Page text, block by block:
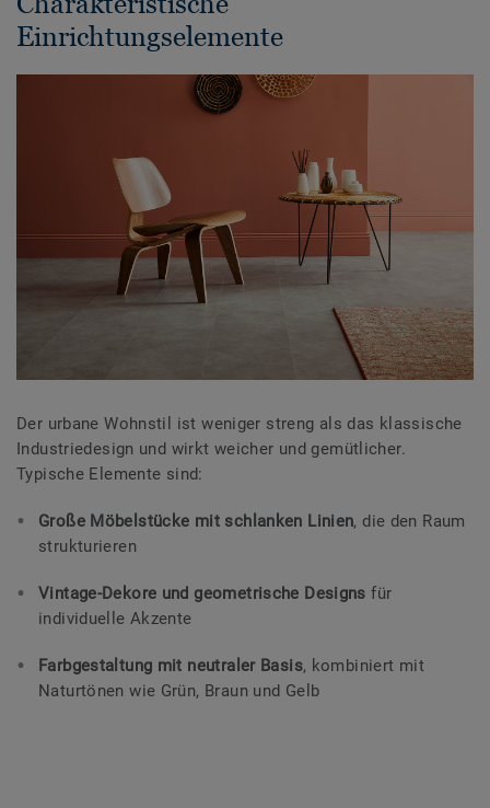
Einrichtungselemente
Der urbane Wohnstil ist weniger streng als das klassische
Industriedesign und wirkt weicher und gemütlicher.
Typische Elemente sind:
Große Möbelstücke mit schlanken Linien, die den Raum
strukturieren
Vintage-Dekore und geometrische Designs für
individuelle Akzente
Farbgestaltung mit neutraler Basis, kombiniert mit
Naturtönen wie Grün, Braun und Gelb